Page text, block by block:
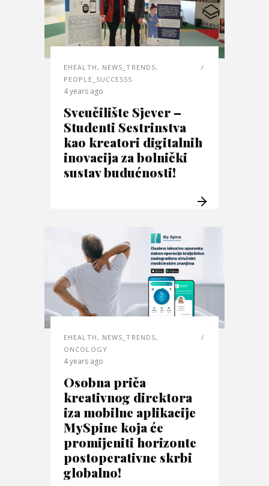
EHEALTH, NEWS_TRENDS,
PEOPLE_SUCCESSS
4 years ago
Sveučilište Sjever –
Studenti Sestrinstva
kao kreatori digitalnih
inovacija za bolnički
sustav budućnosti!
EHEALTH, NEWS_TRENDS,
ONCOLOGY
4 years ago
Osobna priča
kreativnog direktora
iza mobilne aplikacije
MySpine koja će
promijeniti horizonte
postoperativne skrbi
globalno!